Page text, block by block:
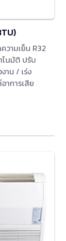
วามเย็น R32
นมัติ ปรับ
าน / เร่ง
าการเสีย